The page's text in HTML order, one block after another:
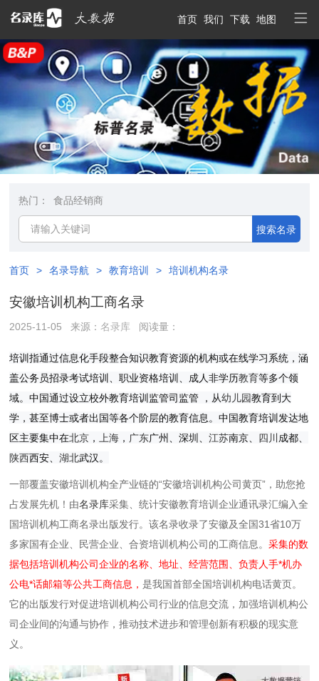
首页 我们 下载 地图
热门： 食品经销商
搜索名录
首页 > 名录导航 > 教育培训 > 培训机构名录
安徽培训机构工商名录
2025-11-05 来源：名录库 阅读量：
培训指通过信息化手段整合知识教育资源的机构或在线学习系统，涵
盖公务员招录考试培训、职业资格培训、成人非学历教育等多个领
域。中国通过设立校外教育培训监管司监管 ，从幼儿园教育到大
学，甚至博士或者出国等各个阶层的教育信息。中国教育培训发达地
区主要集中在北京 ， 上海 ， 广东广州、深圳、江苏南京、 四川成都、
陕西西安、湖北武汉。
一部覆盖安徽培训机构全产业链的“安徽培训机构公司黄页”，助您抢
占发展先机！由名录库采集、统计安徽教育培训企业通讯录汇编入全
国培训机构工商名录出版发行。该名录收录了安徽及全国31省10万
多家国有企业、民营企业、合资培训机构公司的工商信息。采集的数
据包括培训机构公司企业的名称、地址、经营范围、负责人手*机办
公电*话邮箱等公共工商信息，是我国首部全国培训机构电话黄页。
它的出版发行对促进培训机构公司行业的信息交流，加强培训机构公
司企业间的沟通与协作，推动技术进步和管理创新有积极的现实意
义。